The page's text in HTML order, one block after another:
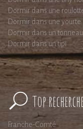
Dormir dans une
Dormir dans une yourte
Dormir dans un tonneau
Dormir dans un tipi
Top
Franche-Comté